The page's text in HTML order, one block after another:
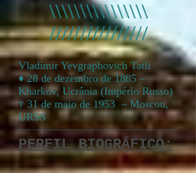
Vladimir Yevgraphovich Tatli
♦ 28 de dezembro de 1885 –
Kharkov, Ucrânia (Império Russo)
† 31 de maio de 1953 – Moscou,
URSS
PERFIL BIOGRÁFICO: